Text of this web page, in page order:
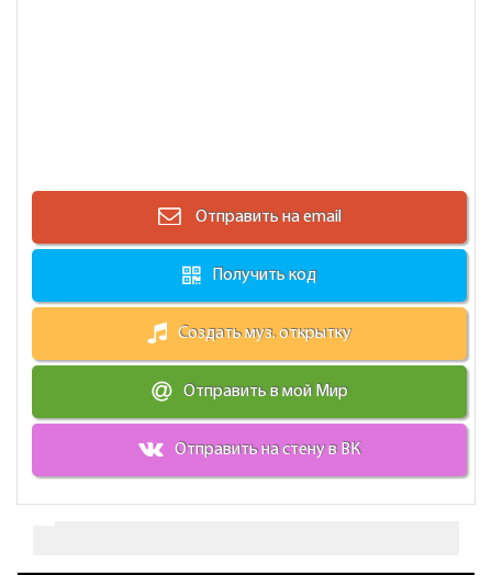
Отправить на email
Получить код
Создать муз. открытку
Отправить в мой Мир
Отправить на стену в ВК